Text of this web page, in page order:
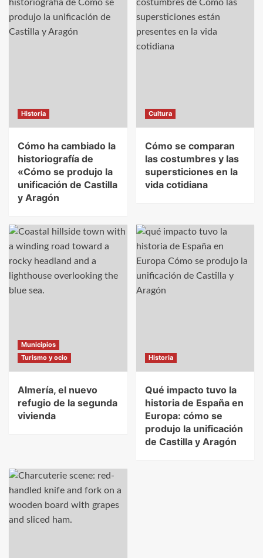
Historia
Cómo ha cambiado la
historiografía de
«Cómo se produjo la
unificación de Castilla
y Aragón
Cultura
Cómo se comparan
las costumbres y las
supersticiones en la
vida cotidiana
Municipios
Turismo y ocio
Almería, el nuevo
refugio de la segunda
vivienda
Historia
Qué impacto tuvo la
historia de España en
Europa: cómo se
produjo la unificación
de Castilla y Aragón